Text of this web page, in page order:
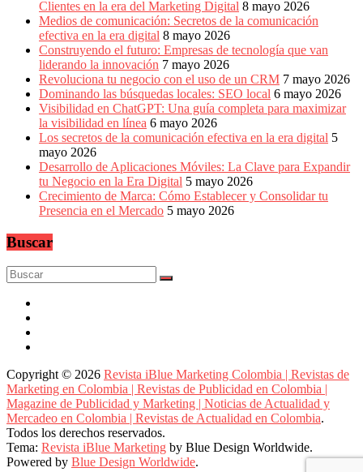
Clientes en la era del Marketing Digital 8 mayo 2026
Medios de comunicación: Secretos de la comunicación
efectiva en la era digital 8 mayo 2026
Construyendo el futuro: Empresas de tecnología que van
liderando la innovación 7 mayo 2026
Revoluciona tu negocio con el uso de un CRM 7 mayo 2026
Dominando las búsquedas locales: SEO local 6 mayo 2026
Visibilidad en ChatGPT: Una guía completa para maximizar
la visibilidad en línea 6 mayo 2026
Los secretos de la comunicación efectiva en la era digital 5
mayo 2026
Desarrollo de Aplicaciones Móviles: La Clave para Expandir
tu Negocio en la Era Digital 5 mayo 2026
Crecimiento de Marca: Cómo Establecer y Consolidar tu
Presencia en el Mercado 5 mayo 2026
Buscar
Copyright © 2026 Revista iBlue Marketing Colombia | Revistas de
Marketing en Colombia | Revistas de Publicidad en Colombia |
Magazine de Publicidad y Marketing | Noticias de Actualidad y
Mercadeo en Colombia | Revistas de Actualidad en Colombia.
Todos los derechos reservados.
Tema: Revista iBlue Marketing by Blue Design Worldwide.
Powered by Blue Design Worldwide.